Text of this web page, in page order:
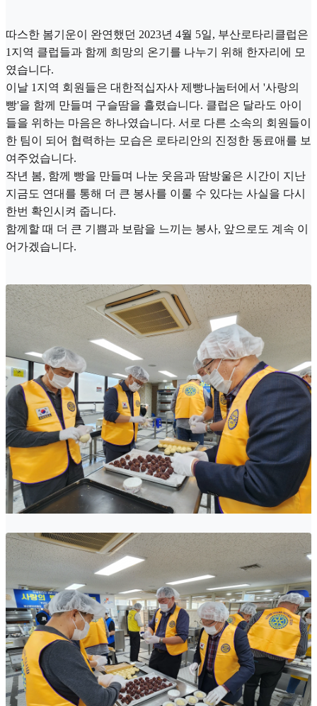
따스한 봄기운이 완연했던 2023년 4월 5일, 부산로타리클럽은
1지역 클럽들과 함께 희망의 온기를 나누기 위해 한자리에 모
였습니다.
이날 1지역 회원들은 대한적십자사 제빵나눔터에서 '사랑의
빵'을 함께 만들며 구슬땀을 흘렸습니다. 클럽은 달라도 아이
들을 위하는 마음은 하나였습니다. 서로 다른 소속의 회원들이
한 팀이 되어 협력하는 모습은 로타리안의 진정한 동료애를 보
여주었습니다.
작년 봄, 함께 빵을 만들며 나눈 웃음과 땀방울은 시간이 지난
지금도 연대를 통해 더 큰 봉사를 이룰 수 있다는 사실을 다시
한번 확인시켜 줍니다.
함께할 때 더 큰 기쁨과 보람을 느끼는 봉사, 앞으로도 계속 이
어가겠습니다.